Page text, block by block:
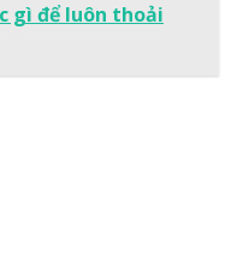
gì để luôn thoải